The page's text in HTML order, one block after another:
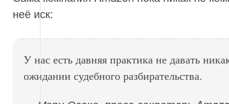
неё иск:
У нас есть давняя практика не давать
ожидании судебного разбирательства.